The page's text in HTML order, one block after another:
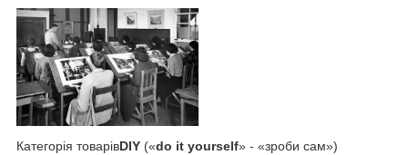
Категорія товарівDIY («do it yourself» - «зроби сам»)